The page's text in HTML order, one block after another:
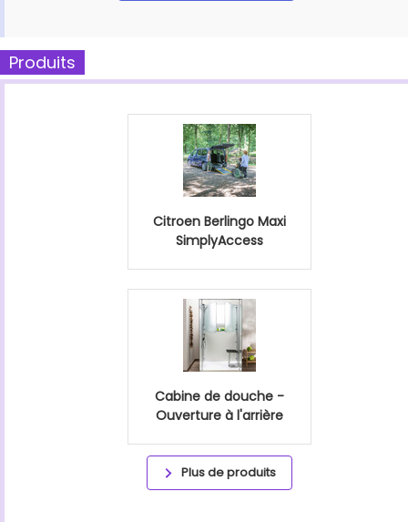
Produits
Citroen Berlingo Maxi
SimplyAccess
Cabine de douche -
Ouverture à l'arrière
Plus de produits